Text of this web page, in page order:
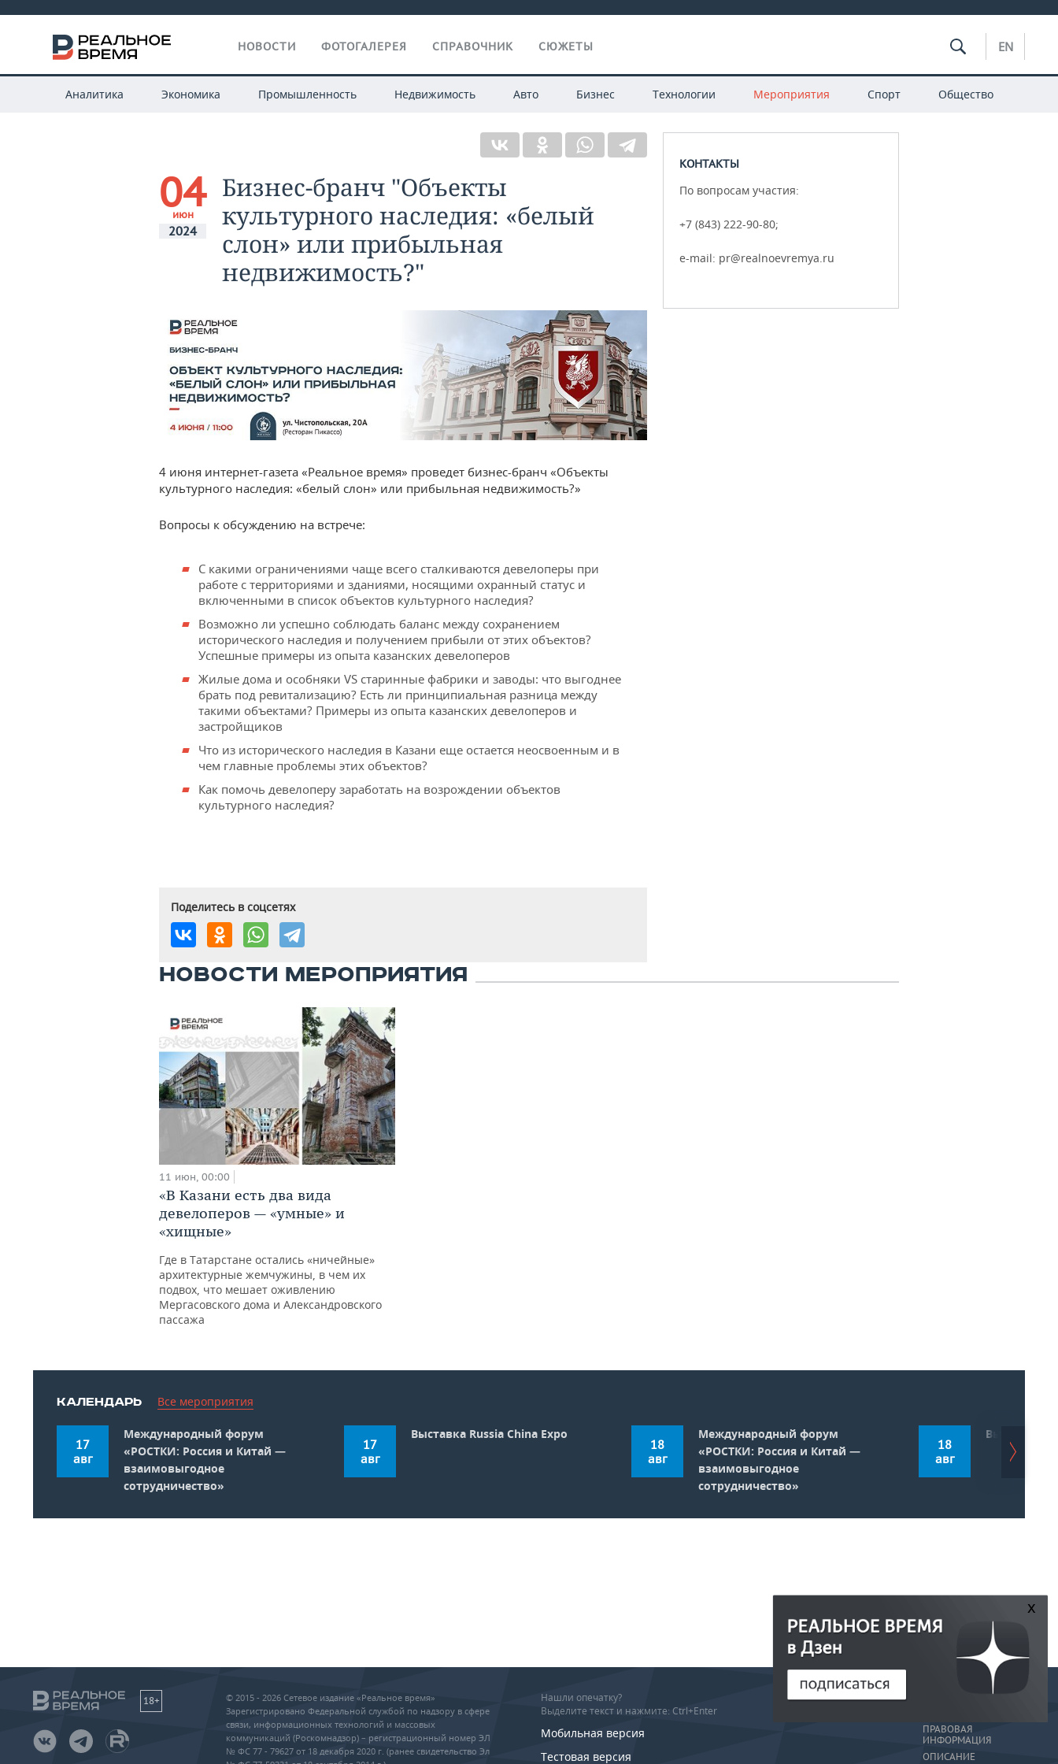
НОВОСТИ ФОТОГАЛЕРЕЯ СПРАВОЧНИК СЮЖЕТЫ EN
Аналитика Экономика Промышленность Недвижимость Авто Бизнес Технологии Мероприятия Спорт Общество
04
июн
2024
Бизнес-бранч "Объекты
культурного наследия: «белый
слон» или прибыльная
недвижимость?"
4 июня интернет-газета «Реальное время» проведет бизнес-бранч «Объекты
культурного наследия: «белый слон» или прибыльная недвижимость?»
Вопросы к обсуждению на встрече:
С какими ограничениями чаще всего сталкиваются девелоперы при
работе с территориями и зданиями, носящими охранный статус и
включенными в список объектов культурного наследия?
Возможно ли успешно соблюдать баланс между сохранением
исторического наследия и получением прибыли от этих объектов?
Успешные примеры из опыта казанских девелоперов
Жилые дома и особняки VS старинные фабрики и заводы: что выгоднее
брать под ревитализацию? Есть ли принципиальная разница между
такими объектами? Примеры из опыта казанских девелоперов и
застройщиков
Что из исторического наследия в Казани еще остается неосвоенным и в
чем главные проблемы этих объектов?
Как помочь девелоперу заработать на возрождении объектов
культурного наследия?
Поделитесь в соцсетях
КОНТАКТЫ
По вопросам участия:
+7 (843) 222-90-80;
e-mail: pr@realnoevremya.ru
НОВОСТИ МЕРОПРИЯТИЯ
11 июн, 00:00
«В Казани есть два вида
девелоперов — «умные» и
«хищные»
Где в Татарстане остались «ничейные»
архитектурные жемчужины, в чем их
подвох, что мешает оживлению
Мергасовского дома и Александровского
пассажа
КАЛЕНДАРЬ Все мероприятия
17
авг
Международный форум
«РОСТКИ: Россия и Китай —
взаимовыгодное
сотрудничество»
17
авг
Выставка Russia China Expo
18
авг
Международный форум
«РОСТКИ: Россия и Китай —
взаимовыгодное
сотрудничество»
18
авг
Выставка
18+
© 2015 - 2026 Сетевое издание «Реальное время»
Зарегистрировано Федеральной службой по надзору в сфере
связи, информационных технологий и массовых
коммуникаций (Роскомнадзор) – регистрационный номер ЭЛ
№ ФС 77 - 79627 от 18 декабря 2020 г. (ранее свидетельство Эл
Нашли опечатку?
Выделите текст и нажмите: Ctrl+Enter
Мобильная версия
Тестовая версия
ПРАВОВАЯ
ИНФОРМАЦИЯ
ОПИСАНИЕ
x